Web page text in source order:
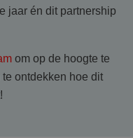
jaar én dit partnership
om op de hoogte te
ontdekken hoe dit